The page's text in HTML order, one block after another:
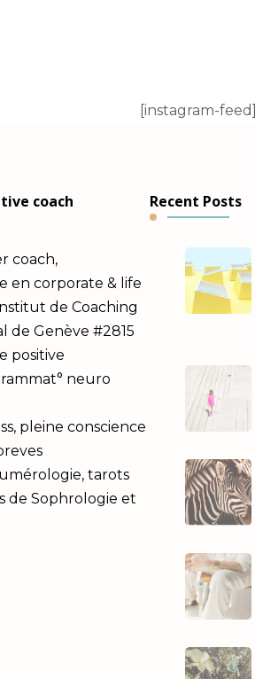
[instagram-feed]
coach
coach,
en corporate & life
de Coaching
de Genève #2815
positive
neuro
pleine conscience
tarots
de Sophrologie et
Recent Posts
Career
coach
developpement
Développement
relaxation
Business
mental
personnel
personnel
stress
émotionnelle
Intelligence
personnel